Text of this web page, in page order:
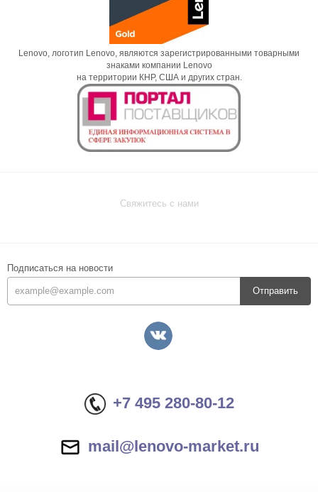
Lenovo, логотип Lenovo, являются зарегистрированными товарными
знаками компании Lenovo
на территории КНР, США и других стран.
Свяжитесь с нами
Подписаться на новости
Отправить
+7 495 280-80-12
mail@lenovo-market.ru